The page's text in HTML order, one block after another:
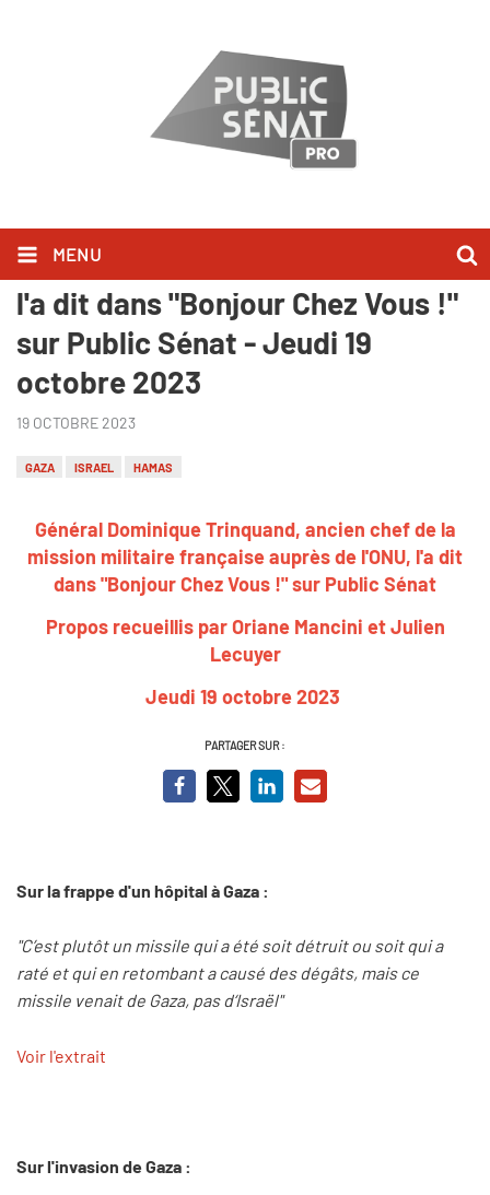
MENU
Le Général Dominique Trinquand,
l'a dit dans "Bonjour Chez Vous !"
sur Public Sénat - Jeudi 19
octobre 2023
19 OCTOBRE 2023
GAZA ISRAEL HAMAS
Général Dominique Trinquand, ancien chef de la
mission militaire française auprès de l'ONU, l'a dit
dans "Bonjour Chez Vous !" sur Public Sénat
Propos recueillis par Oriane Mancini et Julien
Lecuyer
Jeudi 19 octobre 2023
PARTAGER SUR :
Sur la frappe d'un hôpital à Gaza :
"C’est plutôt un missile qui a été soit détruit ou soit qui a
raté et qui en retombant a causé des dégâts, mais ce
missile venait de Gaza, pas d‘Israël"
Voir l'extrait
Sur l'invasion de Gaza :